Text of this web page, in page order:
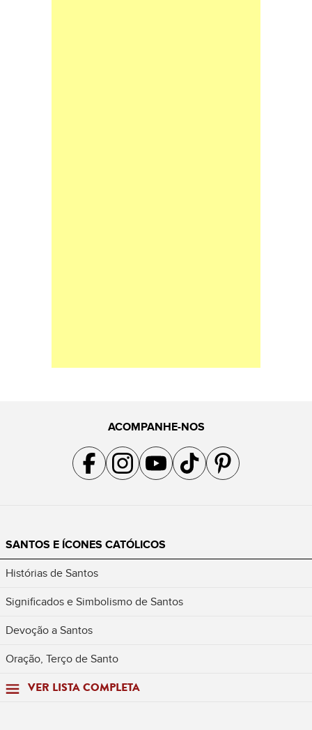
ACOMPANHE-NOS
Acompanhe a gente no Facebook
Acompanhe a gente no Instagram
Acompanhe a gente no YouTube
Acompanhe a gente no TikTok
Acompanhe a gente no
SANTOS E ÍCONES CATÓLICOS
Histórias de Santos
Significados e Simbolismo de Santos
Devoção a Santos
Oração, Terço de Santo
VER LISTA COMPLETA